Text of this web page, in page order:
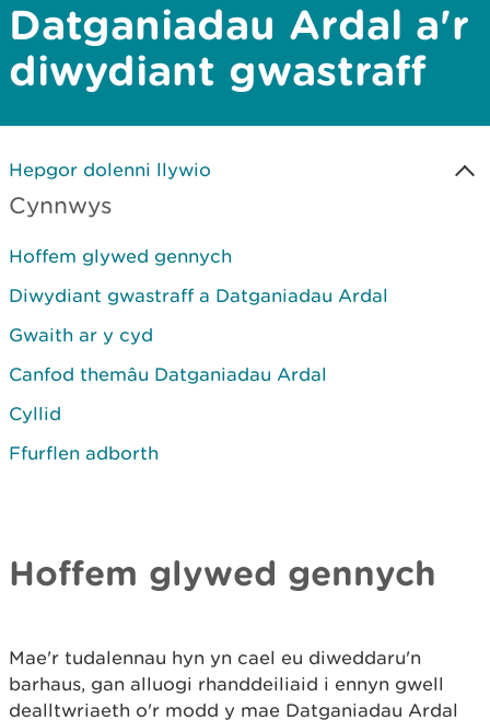
Datganiadau Ardal a'r
diwydiant gwastraff
Hepgor dolenni llywio
Cynnwys
Hoffem glywed gennych
Diwydiant gwastraff a Datganiadau Ardal
Gwaith ar y cyd
Canfod themâu Datganiadau Ardal
Cyllid
Ffurflen adborth
Hoffem glywed gennych
Mae'r tudalennau hyn yn cael eu diweddaru'n
barhaus, gan alluogi rhanddeiliaid i ennyn gwell
dealltwriaeth o'r modd y mae Datganiadau Ardal